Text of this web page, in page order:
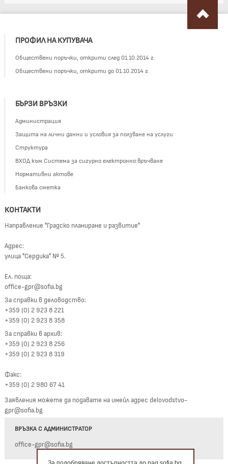
ПРОФИЛ НА КУПУВАЧА
Обществени поръчки, открити след 01.10.2014 г.
Обществени поръчки, открити до 01.10.2014 г.
БЪРЗИ ВРЪЗКИ
Администрация
Защита на лични данни и условия за ползване на услуги
Структура
ВХОД към Система за сигурно електронно връчване
Нормативни актове
Банкова сметка
КОНТАКТИ
Направление "Градско планиране и развитие"
Адрес:
улица "Сердика" № 5.
Ел. поща:
office-gpr@sofia.bg
За справки в деловодство:
+359 (0) 2 923 8 221
+359 (0) 2 923 8 358
За справки в архив:
+359 (0) 2 923 8 256
+359 (0) 2 923 8 319
Факс:
+359 (0) 2 980 67 41
Заявления можете да подавате на имейл адрес delovodstvo-
gpr@sofia.bg
ВРЪЗКА С АДМИНИСТРАТОР
office-gpr@sofia.bg